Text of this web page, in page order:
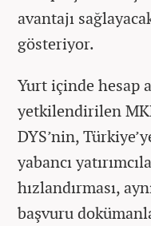
avantajı
gösteriyor.
Yurt içinde hesap
yetkilendirilen
DYS’nin,
yabancı
hızlandırması,
başvuru